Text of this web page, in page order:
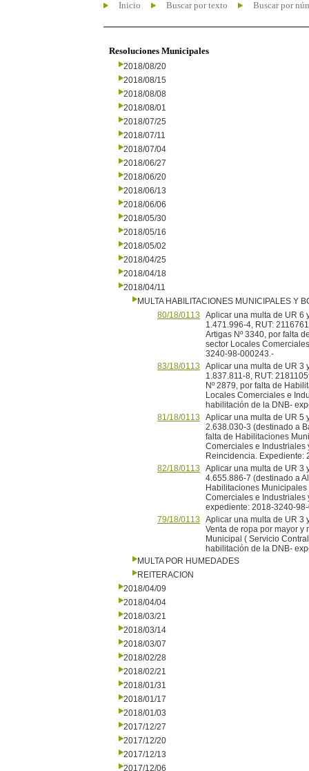
Inicio Buscar por texto Buscar por
Resoluciones Municipales
2018/08/20
2018/08/15
2018/08/08
2018/08/01
2018/07/25
2018/07/11
2018/07/04
2018/06/27
2018/06/20
2018/06/13
2018/06/06
2018/05/30
2018/05/16
2018/05/02
2018/04/25
2018/04/18
2018/04/11
MULTA HABILITACIONES MUNICIPALES Y
80/18/0113
Aplicar una multa de UR 6
1.471.996-4, RUT:
Artigas Nº 3340, por falta
sector Locales
3240-98-000243.-
83/18/0113
Aplicar una multa de UR 3
1.837.811-8, RUT:
Nº 2879, por falta de
Locales Comerciales e
habilitación de la DNB-
81/18/0113
Aplicar una multa de UR 5
2.638.030-3 (destinado a
falta de Habilitaciones
Comerciales e Industriales
Reincidencia. Expediente:
82/18/0113
Aplicar una multa de UR 3
4.655.886-7 (destinado a
Habilitaciones
Comerciales e
expediente: 2018-3240-
79/18/0113
Aplicar una multa de UR 3
Venta de ropa por mayor y
Municipal ( Servicio
habilitación de la DNB-
MULTA POR HUMEDADES
REITERACION
2018/04/09
2018/04/04
2018/03/21
2018/03/14
2018/03/07
2018/02/28
2018/02/21
2018/01/31
2018/01/17
2018/01/03
2017/12/27
2017/12/20
2017/12/13
2017/12/06